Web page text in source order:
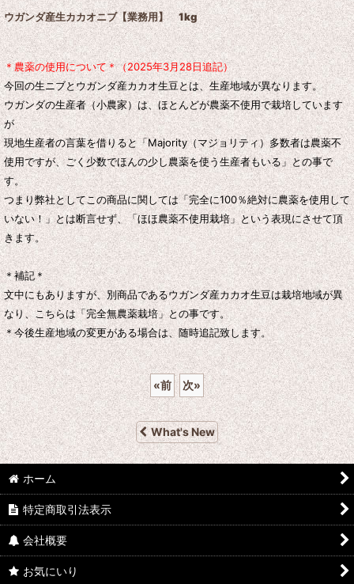
ウガンダ産生カカオニブ【業務用】 1kg
＊農薬の使用について＊（2025年3月28日追記）
今回の生ニブとウガンダ産カカオ生豆とは、生産地域が異なります。
ウガンダの生産者（小農家）は、ほとんどが農薬不使用で栽培しています
が
現地生産者の言葉を借りると「Majority（マジョリティ）多数者は農薬不
使用ですが、ごく少数でほんの少し農薬を使う生産者もいる」との事で
す。
つまり弊社としてこの商品に関しては「完全に100％絶対に農薬を使用して
いない！」とは断言せず、「ほほ農薬不使用栽培」という表現にさせて頂
きます。
＊補記＊
文中にもありますが、別商品であるウガンダ産カカオ生豆は栽培地域が異
なり、こちらは「完全無農薬栽培」との事です。
＊今後生産地域の変更がある場合は、随時追記致します。
«前 次»
What's New
ホーム
特定商取引法表示
会社概要
お気にいり